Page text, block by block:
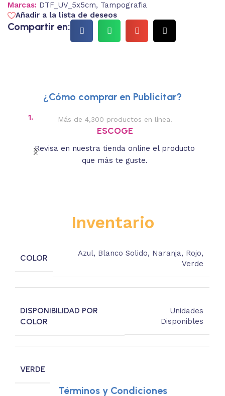
Marcas: DTF_UV_5x5cm, Tampografia
Añadir a la lista de deseos
Compartir en:
¿Cómo comprar en Publicitar?
1. Más de 4,300 productos en línea.
ESCOGE
Revisa en nuestra tienda online el producto
que más te guste.
Inventario
COLOR
Azul, Blanco Solido, Naranja, Rojo,
Verde
DISPONIBILIDAD POR
COLOR
Unidades
Disponibles
VERDE
Términos y Condiciones